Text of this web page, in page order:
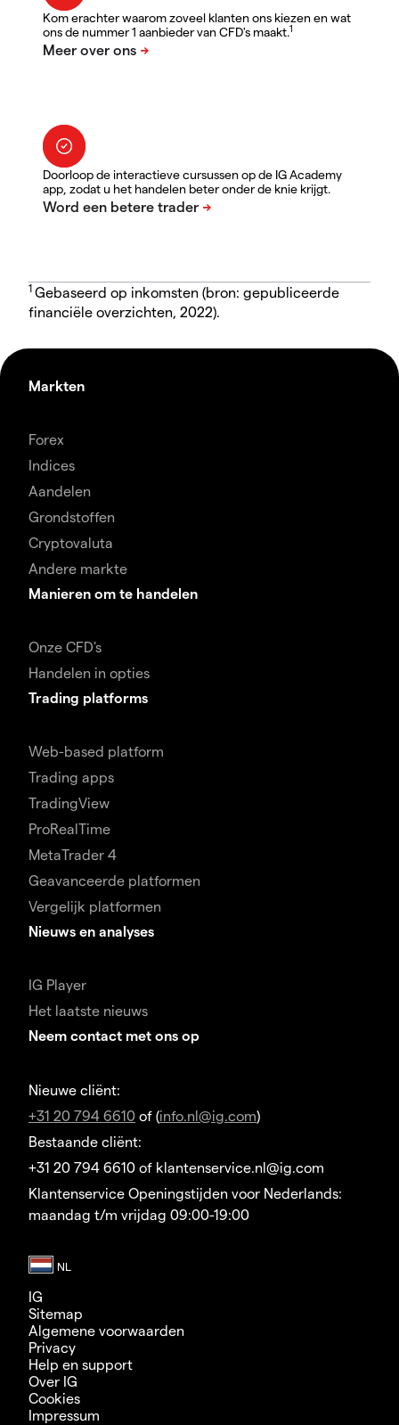
Kom erachter waarom zoveel klanten ons kiezen en wat
ons de nummer 1 aanbieder van CFD's maakt.1
Doorloop de interactieve cursussen op de IG Academy
app, zodat u het handelen beter onder de knie krijgt.
1 Gebaseerd op inkomsten (bron: gepubliceerde
financiële overzichten, 2022).
Markten
Forex
Indices
Aandelen
Grondstoffen
Cryptovaluta
Andere markte
Manieren om te handelen
Onze CFD's
Handelen in opties
Trading platforms
Web-based platform
Trading apps
TradingView
ProRealTime
MetaTrader 4
Geavanceerde platformen
Vergelijk platformen
Nieuws en analyses
IG Player
Het laatste nieuws
Neem contact met ons op
Nieuwe cliënt:
+31 20 794 6610 of (info.nl@ig.com)
Bestaande cliënt:
+31 20 794 6610 of klantenservice.nl@ig.com
Klantenservice Openingstijden voor Nederlands:
maandag t/m vrijdag 09:00-19:00
IG
Sitemap
Algemene voorwaarden
Privacy
Help en support
Over IG
Cookies
Impressum